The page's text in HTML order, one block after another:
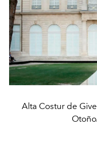
Alta Costur de